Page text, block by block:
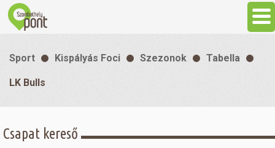
Programok
Sport Kispályás Foci Szezonok Tabella
LK Bulls
Csapat kereső